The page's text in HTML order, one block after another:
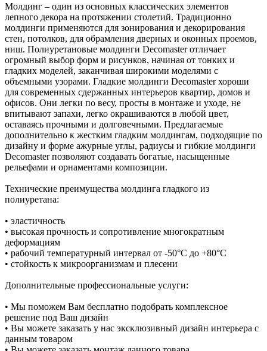
Молдинг – один из основных классических элементов
лепного декора на протяжении столетий. Традиционно
молдинги применяются для зонирования и декорирования
стен, потолков, для обрамления дверных и оконных проемов,
ниш. Полиуретановые молдинги Decomaster отличает
огромный выбор форм и рисунков, начиная от тонких и
гладких моделей, заканчивая широкими моделями с
объемными узорами. Гладкие молдинги Decomaster хороши
для современных сдержанных интерьеров квартир, домов и
офисов. Они легки по весу, просты в монтаже и уходе, не
впитывают запахи, легко окрашиваются в любой цвет,
оставаясь прочными и долговечными. Предлагаемые
дополнительно к жестким гладким молдингам, подходящие по
дизайну и форме ажурные углы, радиусы и гибкие молдинги
Decomaster позволяют создавать богатые, насыщенные
рельефами и орнаментами композиции.
Технические преимущества молдинга гладкого из
полиуретана:
• эластичность
• высокая прочность и сопротивление многократным
деформациям
• рабочий температурный интервал от -50°С до +80°С
• стойкость к микроорганизмам и плесени
Дополнительные профессиональные услуги:
• Мы поможем Вам бесплатно подобрать комплексное
решение под Ваш дизайн
• Вы можете заказать у нас эксклюзивный дизайн интерьера с
данным товаром